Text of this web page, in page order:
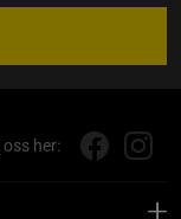
oss her: